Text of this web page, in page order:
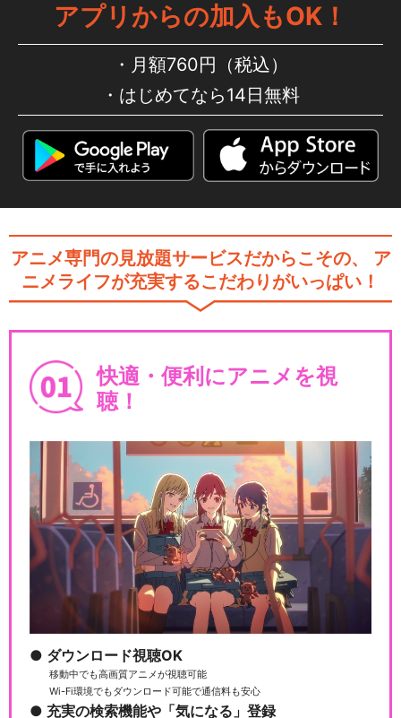
アプリからの加入もOK！
月額760円（税込）
はじめてなら14日無料
アニメ専門の見放題サービスだからこその、
ア
ニメライフが充実するこだわりがいっぱい！
快適・便利にアニメを視
聴！
ダウンロード視聴OK
移動中でも高画質アニメが視聴可能
Wi-Fi環境でもダウンロード可能で通信料も安心
充実の検索機能や「気になる」登録